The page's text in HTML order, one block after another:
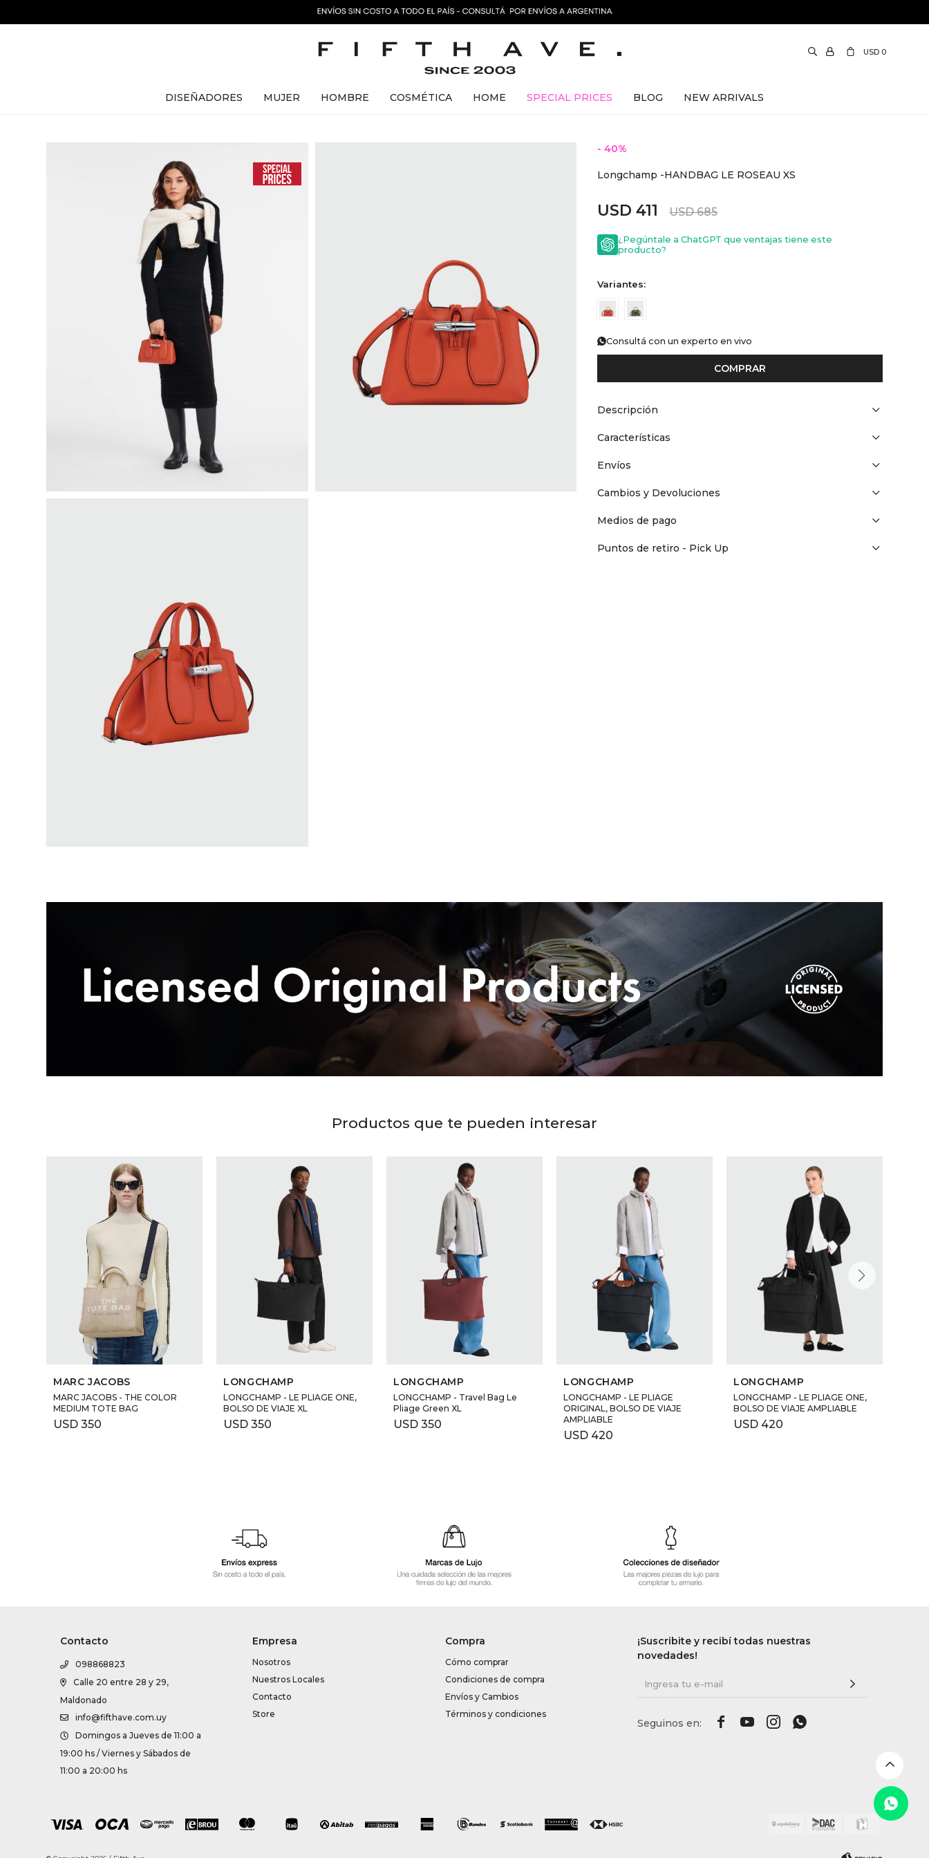
DISEÑADORES MUJER HOMBRE COSMÉTICA HOME SPECIAL PRICES BLOG NEW ARRIVALS
USD 0
40
Longchamp -HANDBAG LE ROSEAU XS
USD 411 USD 685
¿Pegúntale a ChatGPT que ventajas tiene este
producto?
Variantes:
Consultá con un experto en vivo
COMPRAR
Descripción
Características
Envíos
Cambios y Devoluciones
Medios de pago
Puntos de retiro - Pick Up
Productos que te pueden interesar
MARC JACOBS
MARC JACOBS - THE COLOR
MEDIUM TOTE BAG
USD 350
LONGCHAMP
LONGCHAMP - LE PLIAGE ONE,
BOLSO DE VIAJE XL
USD 350
LONGCHAMP
LONGCHAMP - Travel Bag Le
Pliage Green XL
USD 350
LONGCHAMP
LONGCHAMP - LE PLIAGE
ORIGINAL, BOLSO DE VIAJE
AMPLIABLE
USD 420
LONGCHAMP
LONGCHAMP - LE PLIAGE ONE,
BOLSO DE VIAJE AMPLIABLE
USD 420
Contacto
098868823
Calle 20 entre 28 y 29,
Maldonado
info@fifthave.com.uy
Domingos a Jueves de 11:00 a
19:00 hs / Viernes y Sábados de
11:00 a 20:00 hs
Empresa
Nosotros
Nuestros Locales
Contacto
Store
Compra
Cómo comprar
Condiciones de compra
Envíos y Cambios
Términos y condiciones
¡Suscribite y recibí todas nuestras
novedades!
   